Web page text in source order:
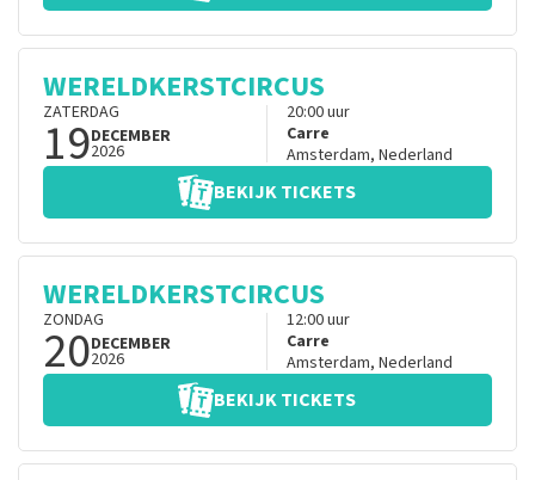
WERELDKERSTCIRCUS
ZATERDAG
19DECEMBER
2026
20:00uur
Carre
Amsterdam, Nederland
BEKIJK TICKETS
WERELDKERSTCIRCUS
ZONDAG
20DECEMBER
2026
12:00uur
Carre
Amsterdam, Nederland
BEKIJK TICKETS